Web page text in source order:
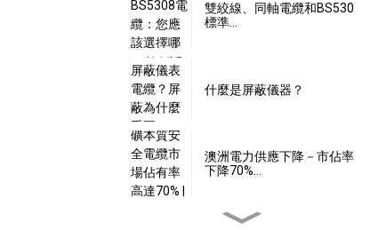
雙絞線、同軸電纜和BS530
標準…
什麼是屏蔽儀器？
澳洲電力供應下降－市佔率
下降70%…